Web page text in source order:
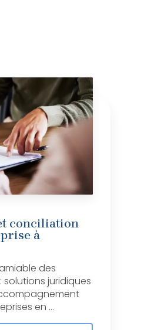
conciliation
à
des
solutions juridiques
en ...